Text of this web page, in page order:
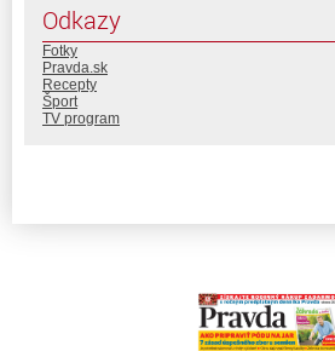
Odkazy
Fotky
Pravda.sk
Recepty
Šport
TV program